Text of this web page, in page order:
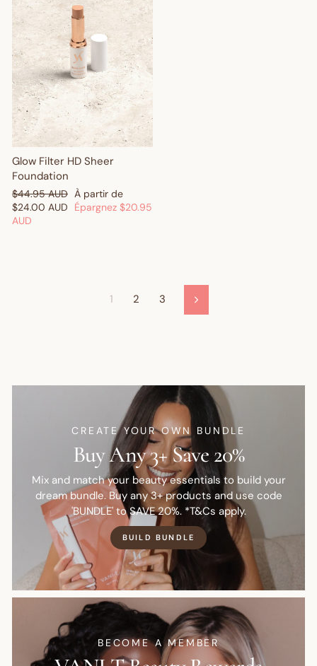
Glow Filter HD Sheer
Foundation
Prix
régulier
$44.95 AUD Prix
réduit
À partir de
$24.00 AUD
Épargnez $20.95
AUD
1 2 3 Suivant
CREATE YOUR OWN BUNDLE
Buy Any 3+ Save 20%
Mix and match your beauty essentials to build your
dream bundle. Buy any 3+ products and use code
'BUNDLE' to SAVE 20%. *T&Cs apply.
BUILD BUNDLE
BECOME A MEMBER